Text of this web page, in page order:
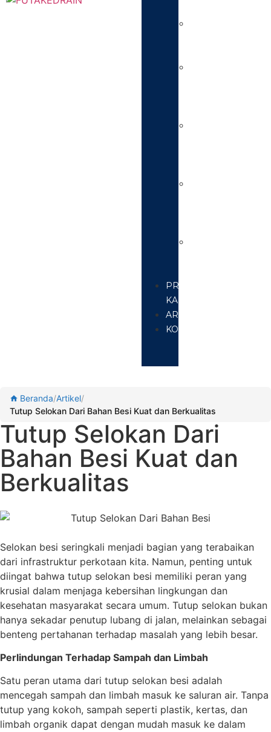
PROYEK
KAMI
ARTIKEL
KONTAK
Beranda/Artikel/
Tutup Selokan Dari Bahan Besi Kuat dan Berkualitas
Tutup Selokan Dari
Bahan Besi Kuat dan
Berkualitas
Selokan besi seringkali menjadi bagian yang terabaikan
dari infrastruktur perkotaan kita. Namun, penting untuk
diingat bahwa tutup selokan besi memiliki peran yang
krusial dalam menjaga kebersihan lingkungan dan
kesehatan masyarakat secara umum. Tutup selokan bukan
hanya sekadar penutup lubang di jalan, melainkan sebagai
benteng pertahanan terhadap masalah yang lebih besar.
Perlindungan Terhadap Sampah dan Limbah
Satu peran utama dari tutup selokan besi adalah
mencegah sampah dan limbah masuk ke saluran air. Tanpa
tutup yang kokoh, sampah seperti plastik, kertas, dan
limbah organik dapat dengan mudah masuk ke dalam